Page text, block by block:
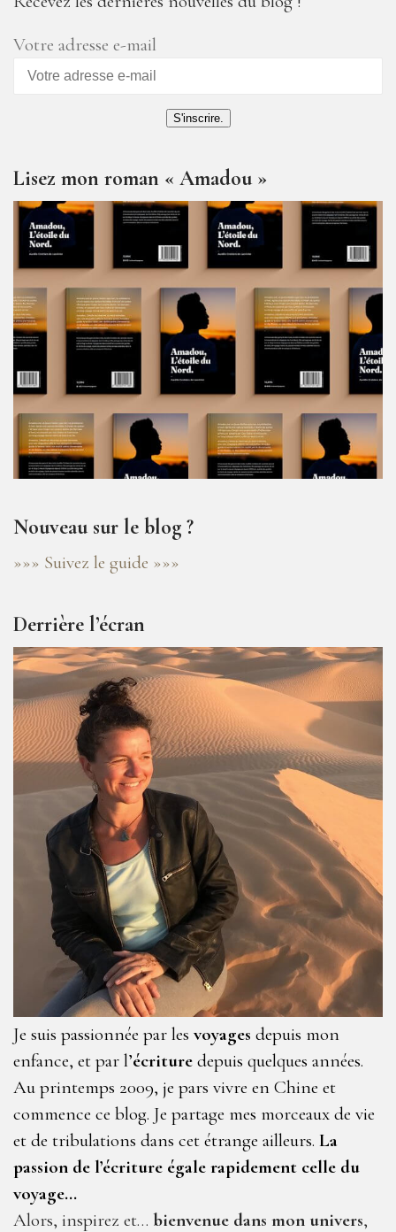
Votre adresse e-mail
S'inscrire.
Lisez mon roman « Amadou »
Nouveau sur le blog ?
»»» Suivez le guide »»»
Derrière l’écran
Je suis passionnée par les voyages depuis mon
enfance, et par l’écriture depuis quelques années.
Au printemps 2009, je pars vivre en Chine et
commence ce blog. Je partage mes morceaux de vie
et de tribulations dans cet étrange ailleurs. La
passion de l’écriture égale rapidement celle du
voyage…
Alors, inspirez et… bienvenue dans mon univers,